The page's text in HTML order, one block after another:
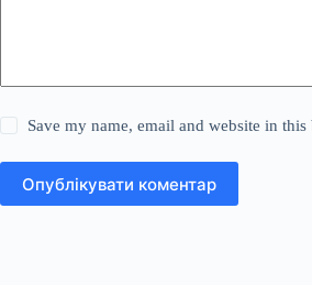
Save my name, email and website in
Опублікувати коментар